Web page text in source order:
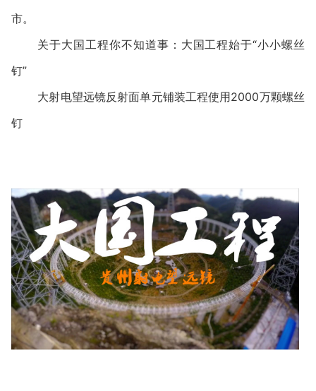
市。
关于大国工程你不知道事：大国工程始于“小小螺丝
钉”
大射电望远镜反射面单元铺装工程使用2000万颗螺丝
钉